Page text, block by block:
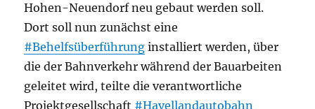
Hohen-Neuendorf neu gebaut werden soll.
Dort soll nun zunächst eine
#Behelfsüberführung installiert werden, über
die der Bahnverkehr während der Bauarbeiten
geleitet wird, teilte die verantwortliche
Projektgesellschaft #Havellandautobahn